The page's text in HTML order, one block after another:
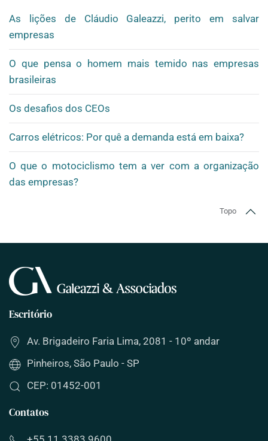
As lições de Cláudio Galeazzi, perito em salvar
empresas
O que pensa o homem mais temido nas empresas
brasileiras
Os desafios dos CEOs
Carros elétricos: Por quê a demanda está em baixa?
O que o motociclismo tem a ver com a organização
das empresas?
Topo
Escritório
Av. Brigadeiro Faria Lima, 2081 - 10º andar
Pinheiros, São Paulo - SP
CEP: 01452-001
Contatos